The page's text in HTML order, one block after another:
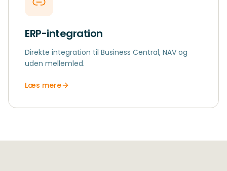
ERP-integration
Direkte integration til Business Central, NAV og ​
uden mellemled.
Læs mere